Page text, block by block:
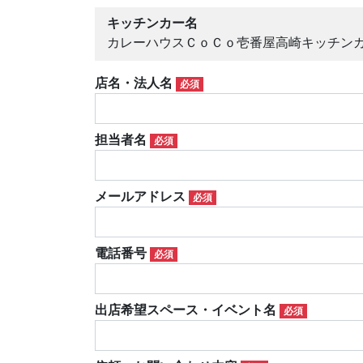
キッチンカー名
カレーハウスＣｏＣｏ壱番屋高崎キッチン
店名・法人名 必須
担当者名 必須
メールアドレス 必須
電話番号 必須
出店希望スペース・イベント名 必須